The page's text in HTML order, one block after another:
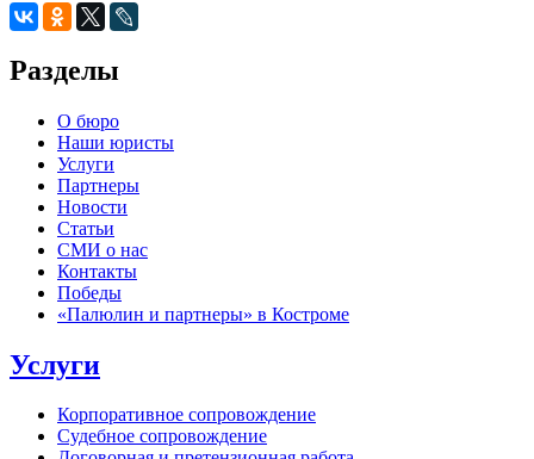
Разделы
О бюро
Наши юристы
Услуги
Партнеры
Новости
Статьи
СМИ о нас
Контакты
Победы
«Палюлин и партнеры» в Костроме
Услуги
Корпоративное сопровождение
Судебное сопровождение